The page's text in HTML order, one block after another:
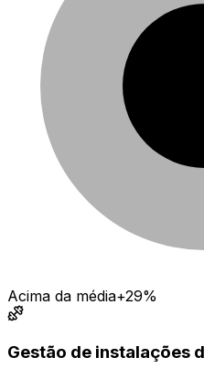
Acima da média+29%
Gestão de instalações